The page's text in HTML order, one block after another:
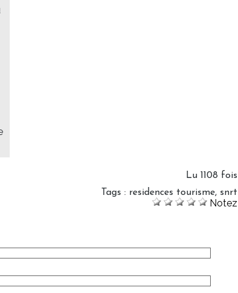
Lu 1108 fois
Tags : residences tourisme, snrt
Notez